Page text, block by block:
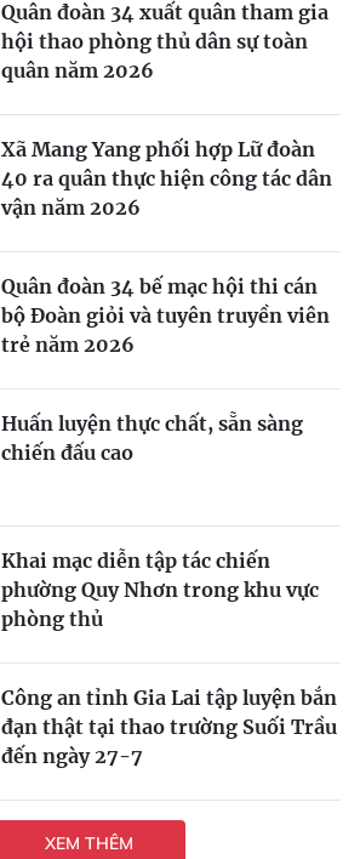
Quân đoàn 34 xuất quân tham gia
hội thao phòng thủ dân sự toàn
quân năm 2026
Xã Mang Yang phối hợp Lữ đoàn
40 ra quân thực hiện công tác dân
vận năm 2026
Quân đoàn 34 bế mạc hội thi cán
bộ Đoàn giỏi và tuyên truyền viên
trẻ năm 2026
Huấn luyện thực chất, sẵn sàng
chiến đấu cao
Khai mạc diễn tập tác chiến
phường Quy Nhơn trong khu vực
phòng thủ
Công an tỉnh Gia Lai tập luyện bắn
đạn thật tại thao trường Suối Trầu
đến ngày 27-7
XEM THÊM